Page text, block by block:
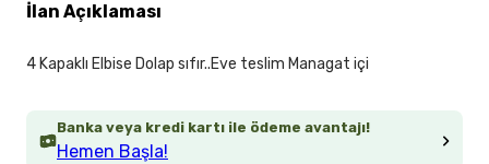
Banka veya kredi kartı ile ödeme avantajı!
Hemen Başla!
İlan Açıklaması
4 Kapaklı Elbise Dolap sıfır..Eve teslim Managat içi